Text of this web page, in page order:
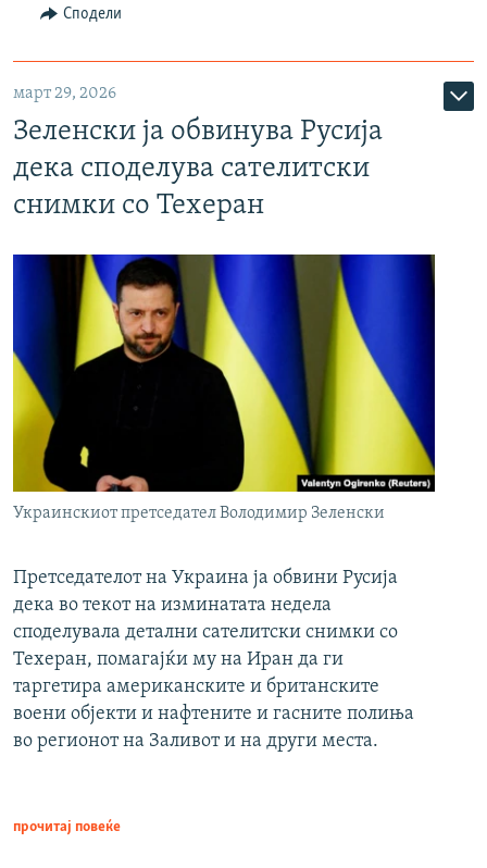
Сподели
март 29, 2026
Зеленски ја обвинува Русија
дека споделува сателитски
снимки со Техеран
Украинскиот претседател Володимир Зеленски
Претседателот на Украина ја обвини Русија
дека во текот на изминатата недела
споделувала детални сателитски снимки со
Техеран, помагајќи му на Иран да ги
таргетира американските и британските
воени објекти и нафтените и гасните полиња
во регионот на Заливот и на други места.
прочитај повеќе